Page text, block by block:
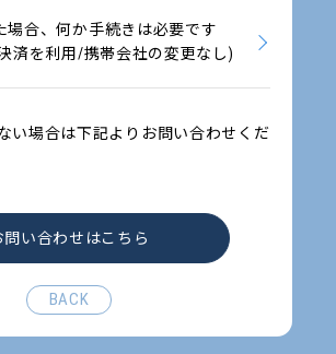
場合、何か手続きは必要です
済を利用/携帯会社の変更なし)
い場合は下記よりお問い合わせくだ
問い合わせはこちら
BACK